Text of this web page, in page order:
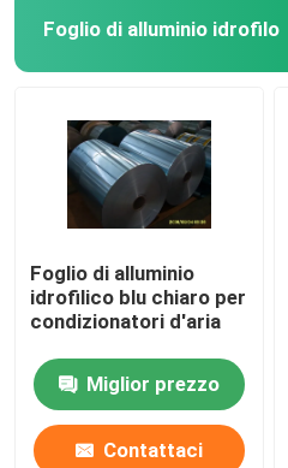
Foglio di alluminio idrofilo
Foglio di alluminio
idrofilico blu chiaro per
condizionatori d'aria
Miglior prezzo
Contattaci